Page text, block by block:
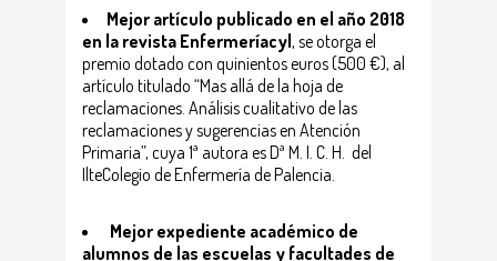
Mejor artículo publicado en el año 2018
en la revista Enfermeríacyl, se otorga el
premio dotado con quinientos euros (500 €), al
artículo titulado “Mas allá de la hoja de
reclamaciones. Análisis cualitativo de las
reclamaciones y sugerencias en Atención
Primaria”, cuya 1ª autora es Dª M. I. C. H. del
IlteColegio de Enfermería de Palencia.
Mejor expediente académico de
alumnos de las escuelas y facultades de